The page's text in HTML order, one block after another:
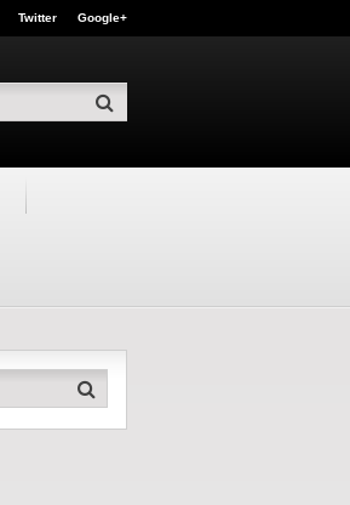
Twitter Google+